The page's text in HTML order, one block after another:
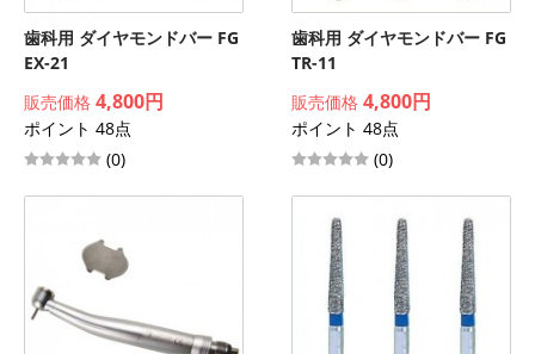
歯科用 ダイヤモンドバー FG
EX-21
販売価格 4,800円
ポイント 48点
(0)
歯科用 ダイヤモンドバー FG
TR-11
販売価格 4,800円
ポイント 48点
(0)